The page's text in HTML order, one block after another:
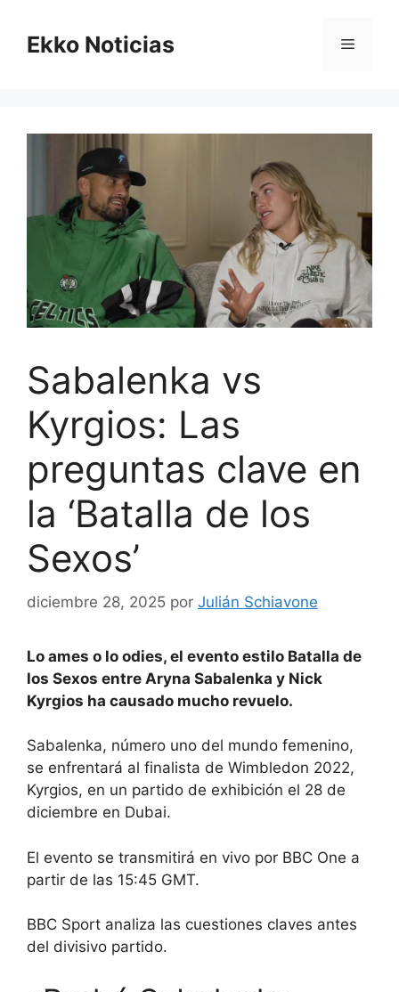
contenido
Ekko Noticias Menú
Sabalenka vs
Kyrgios: Las
preguntas clave en
la ‘Batalla de los
Sexos’
diciembre 28, 2025 por Julián Schiavone
Lo ames o lo odies, el evento estilo Batalla de
los Sexos entre Aryna Sabalenka y Nick
Kyrgios ha causado mucho revuelo.
Sabalenka, número uno del mundo femenino,
se enfrentará al finalista de Wimbledon 2022,
Kyrgios, en un partido de exhibición el 28 de
diciembre en Dubai.
El evento se transmitirá en vivo por BBC One a
partir de las 15:45 GMT.
BBC Sport analiza las cuestiones claves antes
del divisivo partido.